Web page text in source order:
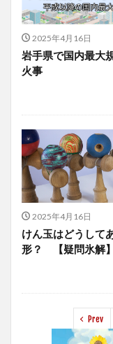
2025年4月16日
岩手県で国内最大
火事
2025年4月16日
けん玉はどうして
形？ 【疑問氷解】
Prev